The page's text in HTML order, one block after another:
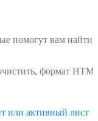
помогут вам найти
формат
или активный лист